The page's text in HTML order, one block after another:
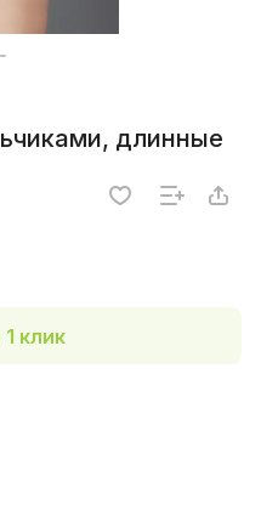
длинные
клик